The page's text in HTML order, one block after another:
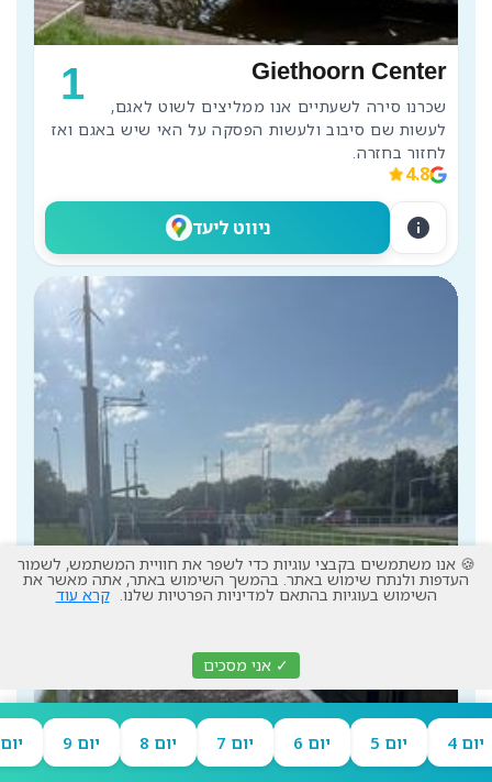
יום 4 יום 5 יום 6 יום 7 יום 8 יום 9 יום
1 Giethoorn Center
לעשות שם סיבוב ולעשות הפסקה על האי שיש באגם ואז
לחזור בחזרה.
4.8
ניווט ליעד info
🍪 אנו משתמשים בקבצי עוגיות כדי לשפר את חוויית המשתמש, לשמור
העדפות ולנתח שימוש באתר. בהמשך השימוש באתר, אתה מאשר את
השימוש בעוגיות בהתאם למדיניות הפרטיות שלנו. קרא עוד
✓ אני מסכים